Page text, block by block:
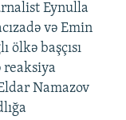
Eynulla
və Emin
ölkə başçısı
reaksiya
Namazov